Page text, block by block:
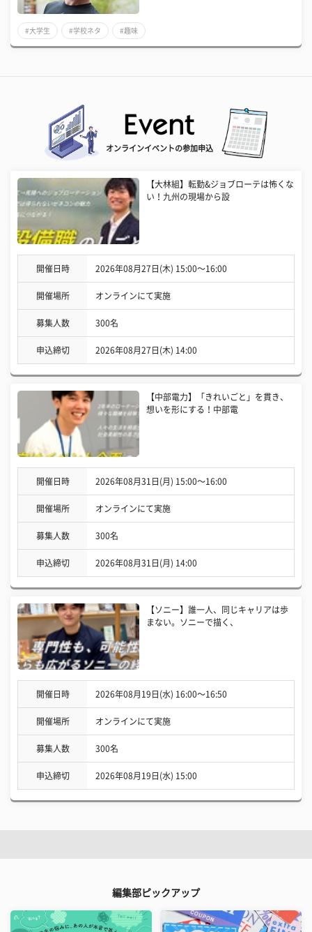
#大学生 #学校ネタ #趣味
オンラインイベントの参加申込
【大林組】転勤&ジョブローテは怖くな
い！九州の現場から設
開催日時 2026年08月27日(木) 15:00〜16:00
開催場所 オンラインにて実施
募集人数 300名
申込締切 2026年08月27日(木) 14:00
【中部電力】「きれいごと」を貫き、
想いを形にする！中部電
開催日時 2026年08月31日(月) 15:00〜16:00
開催場所 オンラインにて実施
募集人数 300名
申込締切 2026年08月31日(月) 14:00
【ソニー】誰一人、同じキャリアは歩
まない。ソニーで描く、
開催日時 2026年08月19日(水) 16:00〜16:50
開催場所 オンラインにて実施
募集人数 300名
申込締切 2026年08月19日(水) 15:00
編集部ピックアップ